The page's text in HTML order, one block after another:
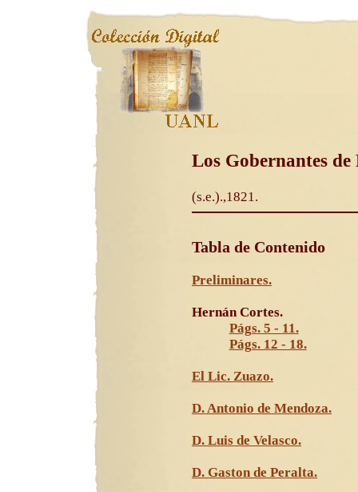
Los Gobernantes de
(s.e.).,1821.
Tabla de Contenido
Preliminares.
Hernán Cortes.
Págs. 5 - 11.
Págs. 12 - 18.
El Lic. Zuazo.
D. Antonio de Mendoza.
D. Luis de Velasco.
D. Gaston de Peralta.